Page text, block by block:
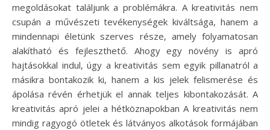
megoldásokat találjunk a problémákra. A kreativitás nem
csupán a művészeti tevékenységek kiváltsága, hanem a
mindennapi életünk szerves része, amely folyamatosan
alakítható és fejleszthető. Ahogy egy növény is apró
hajtásokkal indul, úgy a kreativitás sem egyik pillanatról a
másikra bontakozik ki, hanem a kis jelek felismerése és
ápolása révén érhetjük el annak teljes kibontakozását. A
kreativitás apró jelei a hétköznapokban A kreativitás nem
mindig ragyogó ötletek és látványos alkotások formájában